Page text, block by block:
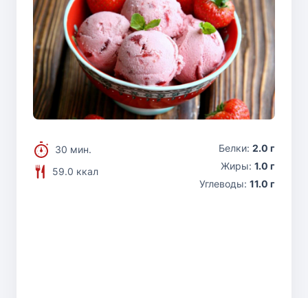
30 мин.
59.0 ккал
Белки: 2.0 г
Жиры: 1.0 г
Углеводы: 11.0 г